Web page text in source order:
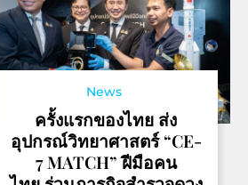
News
ครั้งแรกของไทย ส่ง
อุปกรณ์วิทยาศาสตร์ “CE-
7 MATCH” ฝีมือคน
lifestyle
Trending